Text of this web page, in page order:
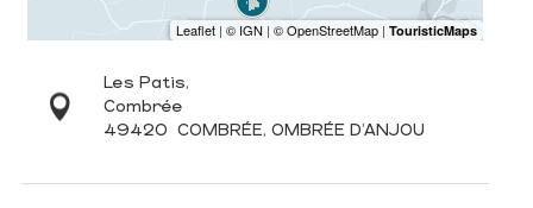
Les Patis,
Combrée
49420 COMBRÉE, OMBRÉE D'ANJOU